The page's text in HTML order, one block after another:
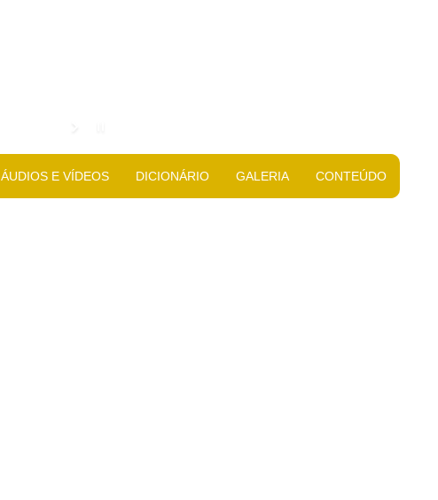
ÁUDIOS E VÍDEOS DICIONÁRIO GALERIA CONTEÚDO